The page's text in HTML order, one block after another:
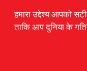
हमारा उद्देश्य आपको
ताकि आप दुनिया के